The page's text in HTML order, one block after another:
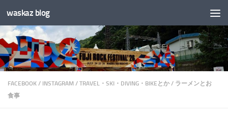
コンテンツへスキップ
waskaz blog
FACEBOOK / INSTAGRAM / TRAVEL・SKI・DIVING・BIKEとか / ラーメンとお
食事